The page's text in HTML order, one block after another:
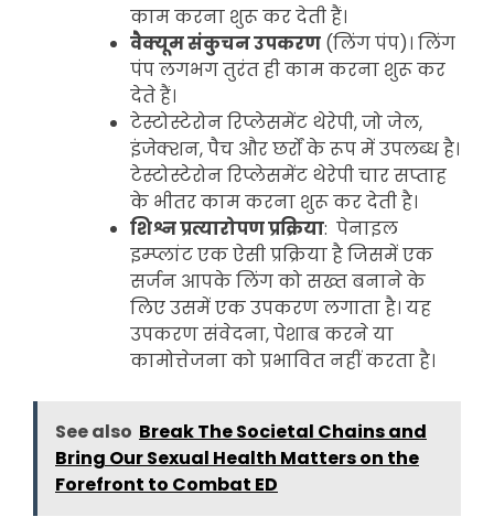
काम करना शुरू कर देती हैं।
वैक्यूम संकुचन उपकरण (लिंग पंप)। लिंग
पंप लगभग तुरंत ही काम करना शुरू कर
देते हैं।
टेस्टोस्टेरोन रिप्लेसमेंट थेरेपी, जो जेल,
इंजेक्शन, पैच और छर्रों के रूप में उपलब्ध है।
टेस्टोस्टेरोन रिप्लेसमेंट थेरेपी चार सप्ताह
के भीतर काम करना शुरू कर देती है।
शिश्न प्रत्यारोपण प्रक्रिया: पेनाइल
इम्प्लांट एक ऐसी प्रक्रिया है जिसमें एक
सर्जन आपके लिंग को सख्त बनाने के
लिए उसमें एक उपकरण लगाता है। यह
उपकरण संवेदना, पेशाब करने या
कामोत्तेजना को प्रभावित नहीं करता है।
See also Break The Societal Chains and
Bring Our Sexual Health Matters on the
Forefront to Combat ED